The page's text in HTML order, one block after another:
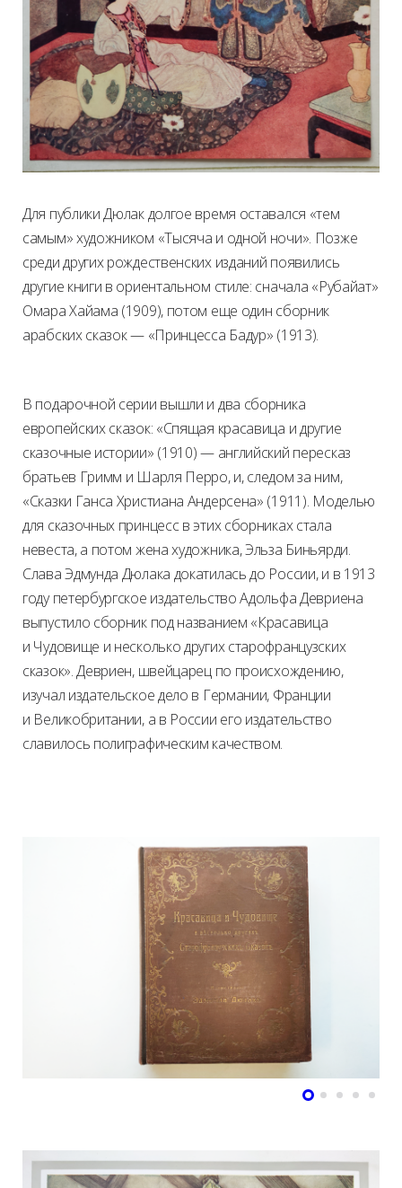
Для публики Дюлак долгое время оставался «тем
самым» художником «Тысяча и одной ночи». Позже
среди других рождественских изданий появились
другие книги в ориентальном стиле: сначала «Рубайат»
Омара Хайама (1909), потом еще один сборник
арабских сказок — «Принцесса Бадур» (1913).
В подарочной серии вышли и два сборника
европейских сказок: «Спящая красавица и другие
сказочные истории» (1910) — английский пересказ
братьев Гримм и Шарля Перро, и, следом за ним,
«Сказки Ганса Христиана Андерсена» (1911). Моделью
для сказочных принцесс в этих сборниках стала
невеста, а потом жена художника, Эльза Биньярди.
Слава Эдмунда Дюлака докатилась до России, и в 1913
году петербургское издательство Адольфа Девриена
выпустило сборник под названием «Красавица
и Чудовище и несколько других старофранцузских
сказок». Девриен, швейцарец по происхождению,
изучал издательское дело в Германии, Франции
и Великобритании, а в России его издательство
славилось полиграфическим качеством.